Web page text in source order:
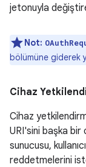
jetonuyla
Not:
bölümüne giderek
Cihaz
Cihaz
URI'sini başka bir
sunucusu,
reddetmelerini